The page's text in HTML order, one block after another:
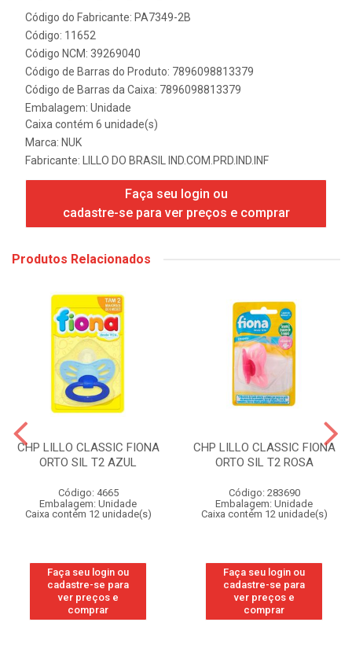
Código do Fabricante: PA7349-2B
Código: 11652
Código NCM: 39269040
Código de Barras do Produto: 7896098813379
Código de Barras da Caixa: 7896098813379
Embalagem: Unidade
Caixa contém 6 unidade(s)
Marca: NUK
Fabricante:
LILLO DO BRASIL IND.COM.PRD.IND.INF
Faça seu login ou
cadastre-se para ver preços e comprar
Produtos Relacionados
CHP LILLO CLASSIC FIONA
ORTO SIL T2 AZUL
Código: 4665
Embalagem: Unidade
Caixa contém 12 unidade(s)
Faça seu login ou
cadastre-se para
ver preços e
comprar
CHP LILLO CLASSIC FIONA
ORTO SIL T2 ROSA
Código: 283690
Embalagem: Unidade
Caixa contém 12 unidade(s)
Faça seu login ou
cadastre-se para
ver preços e
comprar